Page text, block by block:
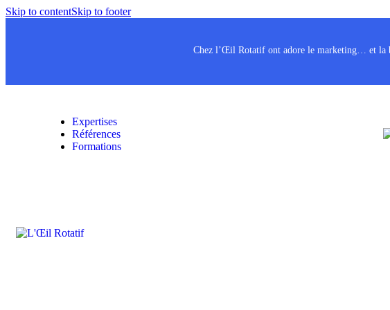
Skip to contentSkip to footer
Chez l’Œil Rotatif ont adore le marketing… et la
Expertises
Références
Formations